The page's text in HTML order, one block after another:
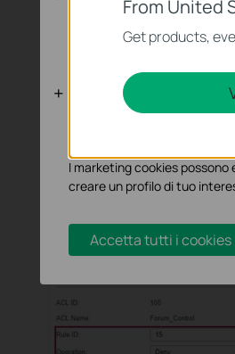
5.Configurare la regola 15 per
From United
Get products,
Questi cookies sono
Analytics e
I marketing cookies
creare un profilo di tuo
Accetta tutti i cookies